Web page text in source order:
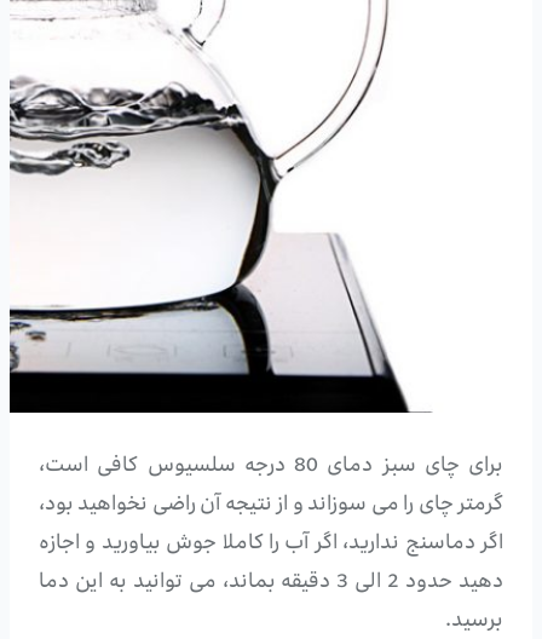
برای چای سبز دمای 80 درجه سلسیوس کافی است،
گرمتر چای را می سوزاند و از نتیجه آن راضی نخواهید بود،
اگر دماسنج ندارید، اگر آب را کاملا جوش بیاورید و اجازه
دهید حدود 2 الی 3 دقیقه بماند، می توانید به این دما
برسید.